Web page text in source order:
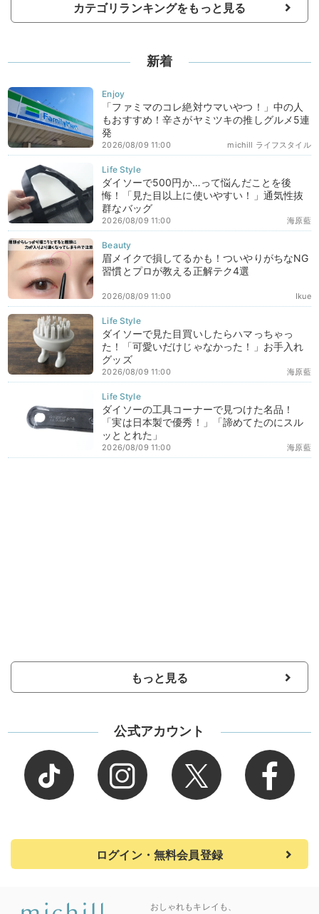
カテゴリランキングをもっと見る
新着
「ファミマのコレ絶対ウマいやつ！」中の人
もおすすめ！辛さがヤミツキの推しグルメ5連
発
michill ライフスタイル
2026/08/09 11:00
ダイソーで500円か…って悩んだことを後
悔！「見た目以上に使いやすい！」通気性抜
群なバッグ
海原藍
2026/08/09 11:00
眉メイクで損してるかも！ついやりがちなNG
習慣とプロが教える正解テク4選
Ikue
2026/08/09 11:00
ダイソーで見た目買いしたらハマっちゃっ
た！「可愛いだけじゃなかった！」お手入れ
グッズ
海原藍
2026/08/09 11:00
ダイソーの工具コーナーで見つけた名品！
「実は日本製で優秀！」「諦めてたのにスル
ッととれた」
海原藍
2026/08/09 11:00
もっと見る
公式アカウント
ログイン・無料会員登録
おしゃれもキレイも、